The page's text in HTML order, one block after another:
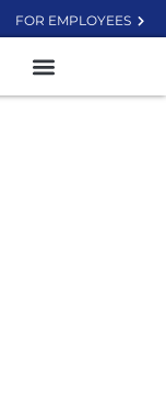
FOR EMPLOYEES